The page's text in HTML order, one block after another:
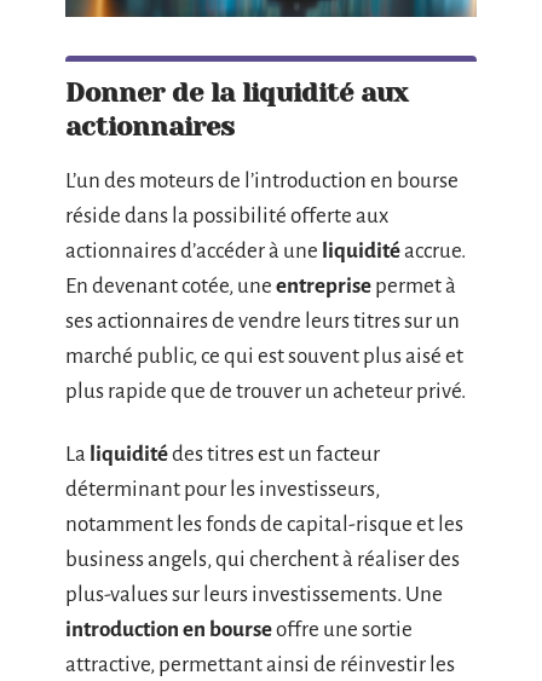
Donner de la liquidité aux
actionnaires
L’un des moteurs de l’introduction en bourse
réside dans la possibilité offerte aux
actionnaires d’accéder à une liquiditéaccrue.
En devenant cotée, une entreprise permet à
ses actionnaires de vendre leurs titres sur un
marché public, ce qui est souvent plus aisé et
plus rapide que de trouver un acheteur privé.
La liquiditédes titres est un facteur
déterminant pour les investisseurs,
notamment les fonds de capital-risque et les
business angels, qui cherchent à réaliser des
plus-values sur leurs investissements. Une
introduction en bourseoffre une sortie
attractive, permettant ainsi de réinvestir les